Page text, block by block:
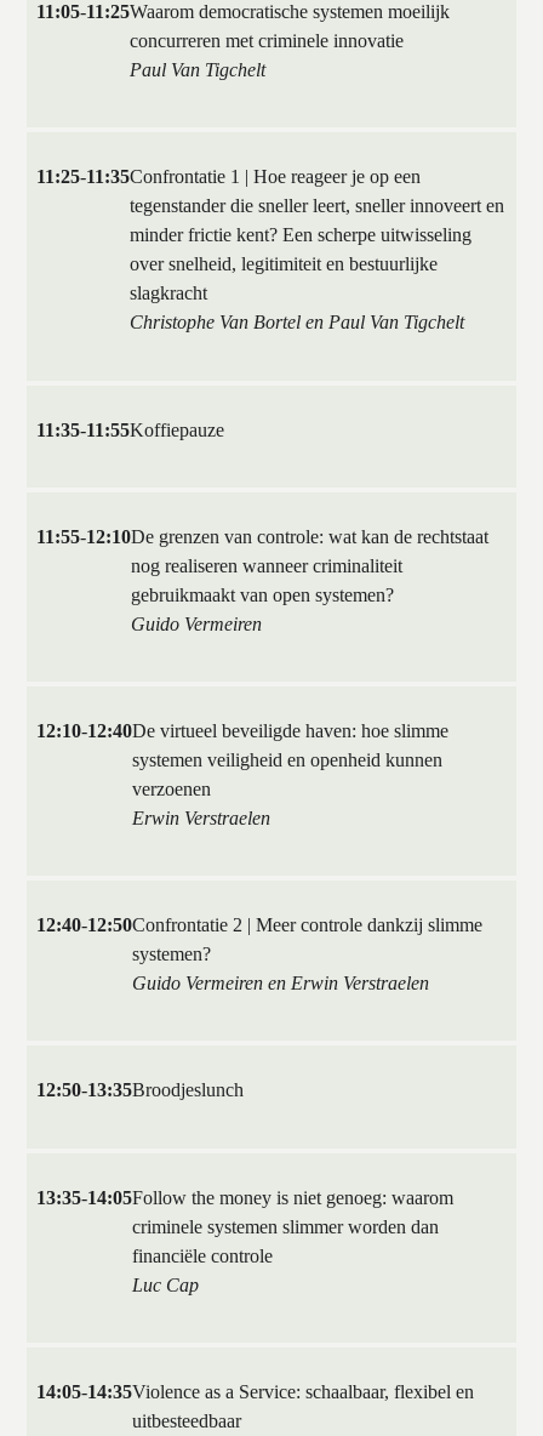
11:05-11:25Waarom democratische systemen moeilijk
concurreren met criminele innovatie
Paul Van Tigchelt
11:25-11:35Confrontatie 1 | Hoe reageer je op een
tegenstander die sneller leert, sneller innoveert en
minder frictie kent? Een scherpe uitwisseling
over snelheid, legitimiteit en bestuurlijke
slagkracht
Christophe Van Bortel en Paul Van Tigchelt
11:35-11:55Koffiepauze
11:55-12:10De grenzen van controle: wat kan de rechtstaat
nog realiseren wanneer criminaliteit
gebruikmaakt van open systemen?
Guido Vermeiren
12:10-12:40De virtueel beveiligde haven: hoe slimme
systemen veiligheid en openheid kunnen
verzoenen
Erwin Verstraelen
12:40-12:50Confrontatie 2 | Meer controle dankzij slimme
systemen?
Guido Vermeiren en Erwin Verstraelen
12:50-13:35Broodjeslunch
13:35-14:05Follow the money is niet genoeg: waarom
criminele systemen slimmer worden dan
financiële controle
Luc Cap
14:05-14:35Violence as a Service: schaalbaar, flexibel en
uitbesteedbaar